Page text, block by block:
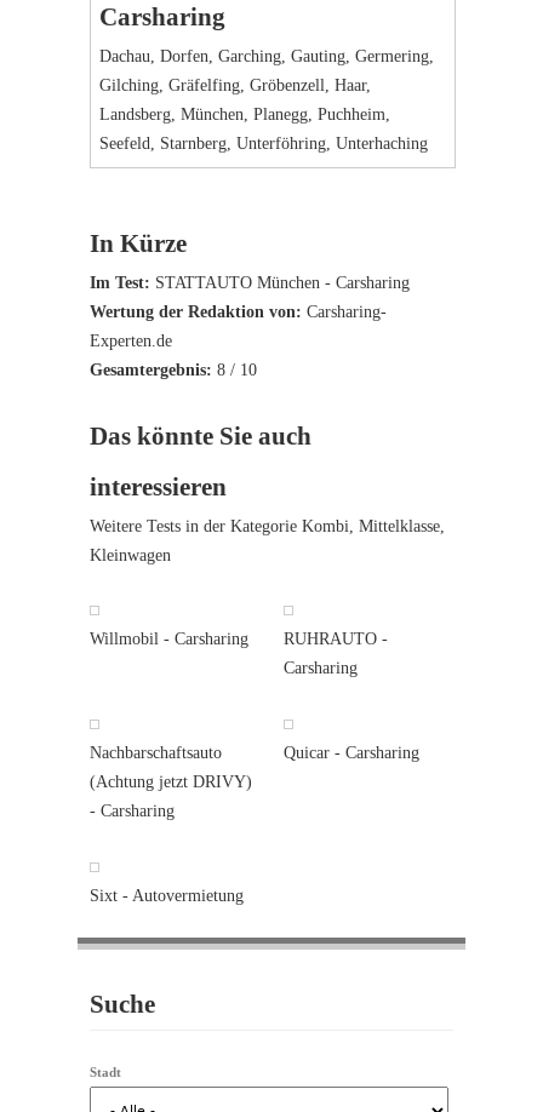
Carsharing
Dachau Dorfen Garching Gauting Germering
Gilching Gräfelfing Gröbenzell Haar,
Landsberg München Planegg Puchheim
Seefeld
Starnberg Unterföhring Unterhaching
In Kürze
Im Test: STATTAUTO München - Carsharing
Wertung der Redaktion von: Carsharing-
Experten.de
Gesamtergebnis: 8 / 10
Das könnte Sie auch
interessieren
Weitere Tests in der Kategorie Kombi, Mittelklasse,
Kleinwagen
Willmobil - Carsharing
RUHRAUTO -
Carsharing
Nachbarschaftsauto
(Achtung jetzt DRIVY)
- Carsharing
Quicar - Carsharing
Sixt - Autovermietung
Suche
Stadt